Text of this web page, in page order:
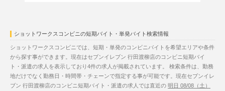
ショットワークスコンビニの短期バイト・単発バイト検索情報
ショットワークスコンビニでは、短期・単発のコンビニバイトを希望エリアや条件
から探す事ができます。現在はセブンイレブン 行田渡柳店のコンビニ短期バイ
ト・派遣の求人を表示しており4件の求人が掲載されています。 検索条件は、勤務
地だけでなく勤務日・時間帯・チェーンで指定する事が可能です。現在セブンイレ
ブン 行田渡柳店のコンビニ短期バイト・派遣の求人では直近の 明日 08/08（土）